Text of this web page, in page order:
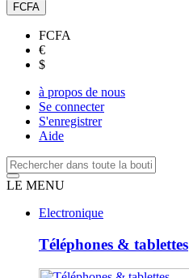
FCFA
FCFA
€
$
à propos de nous
Se connecter
S'enregistrer
Aide
LE MENU
Electronique
Téléphones & tablettes